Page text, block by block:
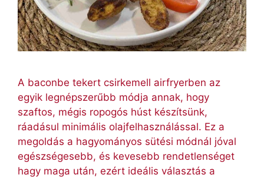
A baconbe tekert csirkemell airfryerben az
egyik legnépszerűbb módja annak, hogy
szaftos, mégis ropogós húst készítsünk,
ráadásul minimális olajfelhasználással. Ez a
megoldás a hagyományos sütési módnál jóval
egészségesebb, és kevesebb rendetlenséget
hagy maga után, ezért ideális választás a